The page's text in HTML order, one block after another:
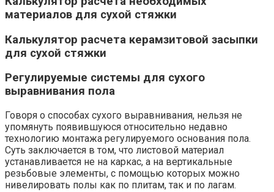
материалов для сухой стяжки
Калькулятор расчета керамзитовой засыпки
для сухой стяжки
Регулируемые системы для сухого
выравнивания пола
Говоря о способах сухого выравнивания, нельзя не
упомянуть появившуюся относительно недавно
технологию монтажа регулируемого основания пола.
Суть заключается в том, что листовой материал
устанавливается не на каркас, а на вертикальные
резьбовые элементы, с помощью которых можно
нивелировать полы как по плитам, так и по лагам.